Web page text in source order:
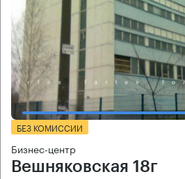
БЕЗ КОМИССИИ
Бизнес-центр
Вешняковская 18г